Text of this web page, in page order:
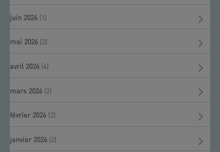
juin 2026 (1)
mai 2026 (2)
avril 2026 (4)
mars 2026 (2)
février 2026 (2)
janvier 2026 (2)